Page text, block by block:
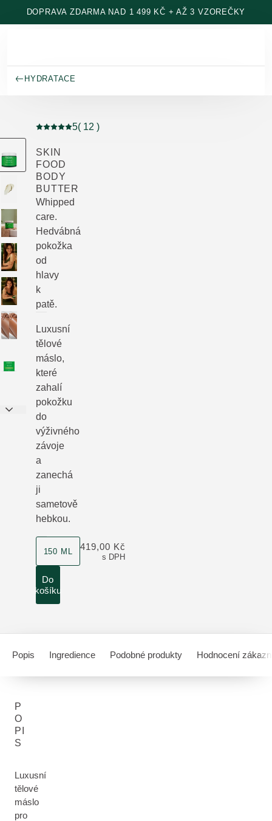
Přeskočit na hlavní obsah
DOPRAVA ZDARMA NAD 1 499 KČ + AŽ 3 VZOREČKY
HYDRATACE
Aktuální hodnocení: 5 z 5 hvězdiček hodnoceno 12
5( 12 )
SKIN
FOOD
BODY
BUTTER
Whipped
care.
Hedvábná
pokožka
od
hlavy
k
patě.
Luxusní
tělové
máslo,
které
zahalí
pokožku
do
výživného
závoje
a
zanechá
ji
sametově
hebkou.
velikost produktu
150 ML
s DPH
419,00 Kč
Do
košíku
Popis Ingredience Podobné produkty Hodnocení
P
O
PI
S
Luxusní
tělové
máslo
pro